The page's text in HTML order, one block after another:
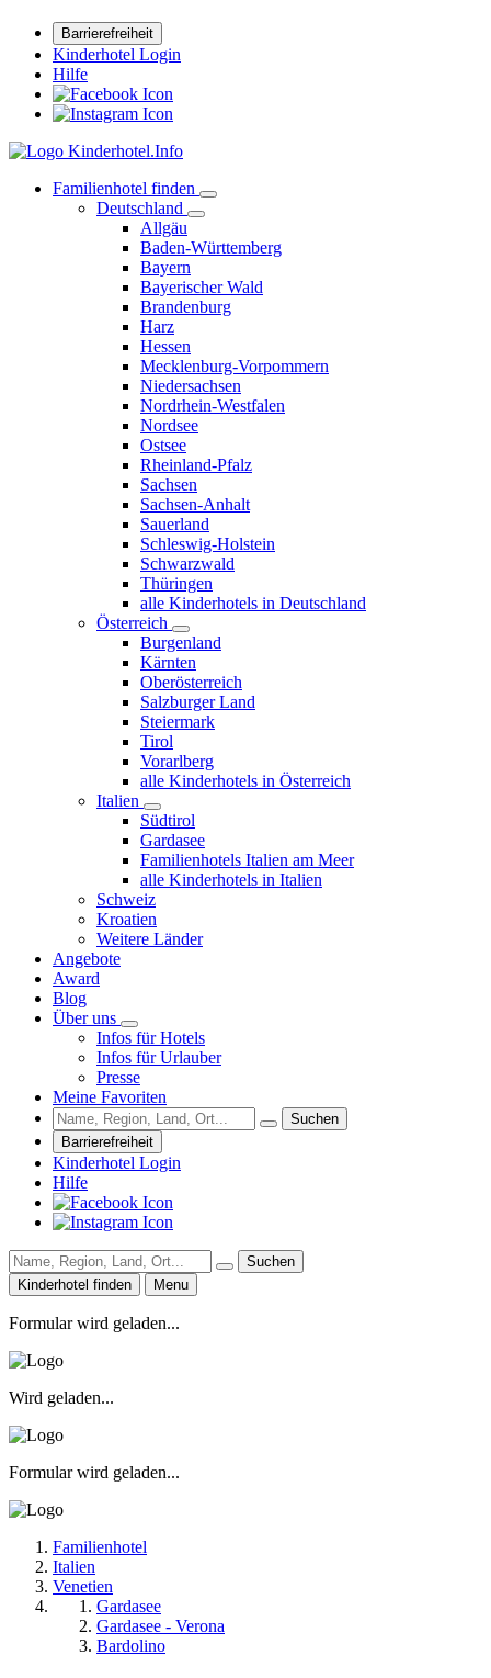
Barrierefreiheit
Kinderhotel Login
Hilfe
Familienhotel finden
Deutschland
Allgäu
Baden-Württemberg
Bayern
Bayerischer Wald
Brandenburg
Harz
Hessen
Mecklenburg-Vorpommern
Niedersachsen
Nordrhein-Westfalen
Nordsee
Ostsee
Rheinland-Pfalz
Sachsen
Sachsen-Anhalt
Sauerland
Schleswig-Holstein
Schwarzwald
Thüringen
alle Kinderhotels in Deutschland
Österreich
Burgenland
Kärnten
Oberösterreich
Salzburger Land
Steiermark
Tirol
Vorarlberg
alle Kinderhotels in Österreich
Italien
Südtirol
Gardasee
Familienhotels Italien am Meer
alle Kinderhotels in Italien
Schweiz
Kroatien
Weitere Länder
Angebote
Award
Blog
Über uns
Infos für Hotels
Infos für Urlauber
Presse
Meine Favoriten
Suchen
Barrierefreiheit
Kinderhotel Login
Hilfe
Suchen
Kinderhotel finden
Menu
Formular wird geladen...
Wird geladen...
Formular wird geladen...
Familienhotel
Italien
Venetien
Gardasee
Gardasee - Verona
Bardolino